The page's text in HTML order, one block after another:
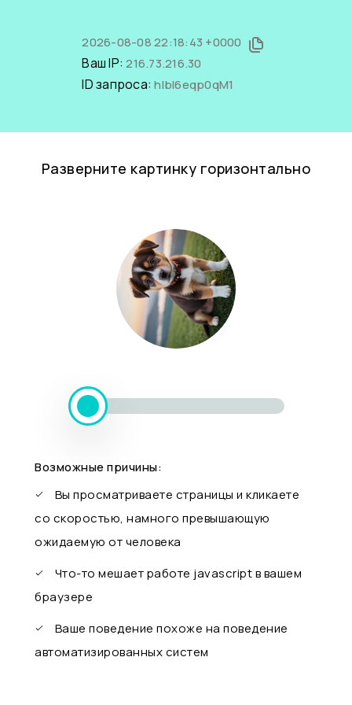
2026-08-08 22:18:43 +0000
Ваш IP:216.73.216.30
ID запроса:hIbl6eqp0qM1
Разверните картинку горизонтально
Возможные причины:
Вы просматриваете страницы и кликаете
со скоростью, намного превышающую
ожидаемую от человека
Что-то мешает работе javascript в вашем
браузере
Ваше поведение похоже на поведение
автоматизированных систем